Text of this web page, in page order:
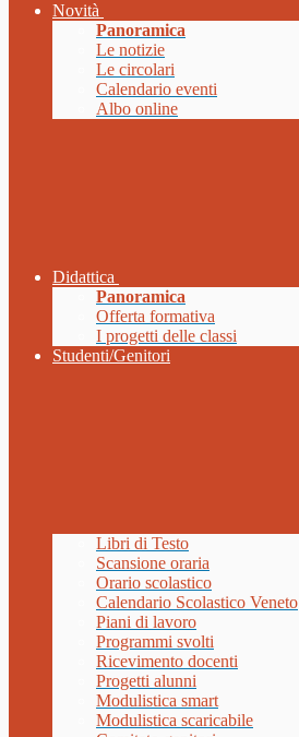
Novità
Panoramica
Le notizie
Le circolari
Calendario eventi
Albo online
Didattica
Panoramica
Offerta formativa
I progetti delle classi
Studenti/Genitori
Libri di Testo
Scansione oraria
Orario scolastico
Calendario Scolastico Veneto
Piani di lavoro
Programmi svolti
Ricevimento docenti
Progetti alunni
Modulistica smart
Modulistica scaricabile